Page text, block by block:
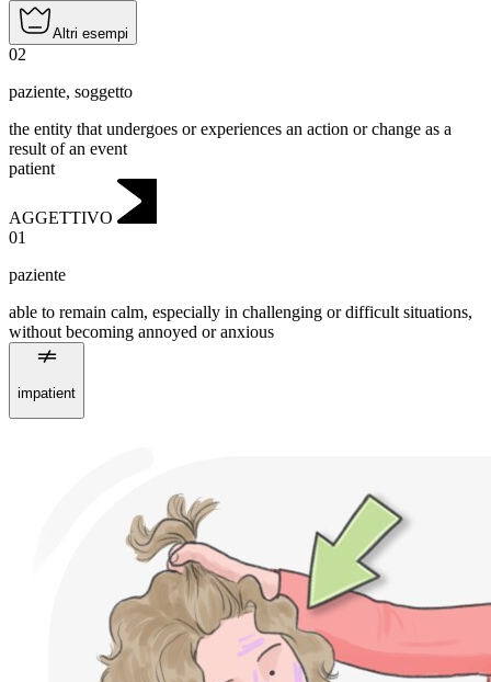
Altri esempi
02
paziente, soggetto
the entity that undergoes or experiences an action or change as a
result of an event
patient
AGGETTIVO
01
paziente
able to remain calm, especially in challenging or difficult situations,
without becoming annoyed or anxious
impatient